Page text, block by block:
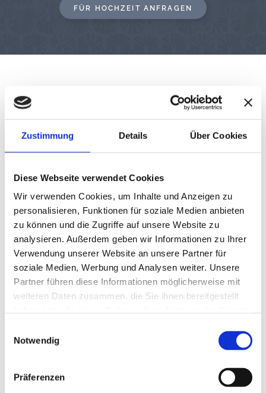
Zustimmung Details Über Cookies
Diese Webseite verwendet Cookies
Wir verwenden Cookies, um Inhalte und Anzeigen zu
personalisieren, Funktionen für soziale Medien anbieten
zu können und die Zugriffe auf unsere Website zu
analysieren. Außerdem geben wir Informationen zu Ihrer
Verwendung unserer Website an unsere Partner für
soziale Medien, Werbung und Analysen weiter. Unsere
Partner führen diese Informationen möglicherweise mit
weiteren Daten zusammen, die Sie ihnen bereitgestellt
Notwendig
Präferenzen
FÜR HOCHZEIT ANFRAGEN